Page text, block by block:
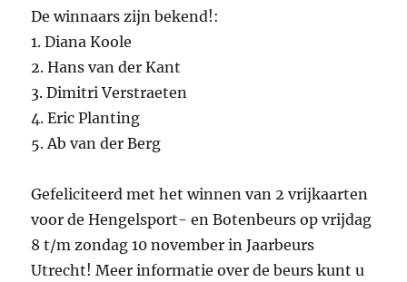
De winnaars zijn bekend!:
1. Diana Koole
2. Hans van der Kant
3. Dimitri Verstraeten
4. Eric Planting
5. Ab van der Berg
Gefeliciteerd met het winnen van 2 vrijkaarten
voor de Hengelsport- en Botenbeurs op vrijdag
8 t/m zondag 10 november in Jaarbeurs
Utrecht! Meer informatie over de beurs kunt u